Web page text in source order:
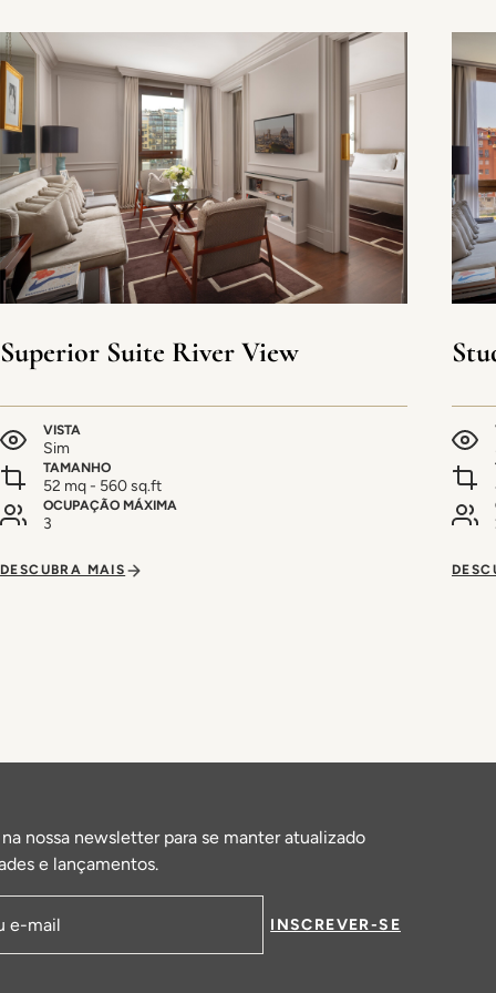
Superior Suite River View
VISTA
Sim
TAMANHO
52 mq - 560 sq.ft
OCUPAÇÃO MÁXIMA
3
DESCUBRA MAIS
nossa newsletter para se manter atualizado
e lançamentos.
email
INSCREVER-SE